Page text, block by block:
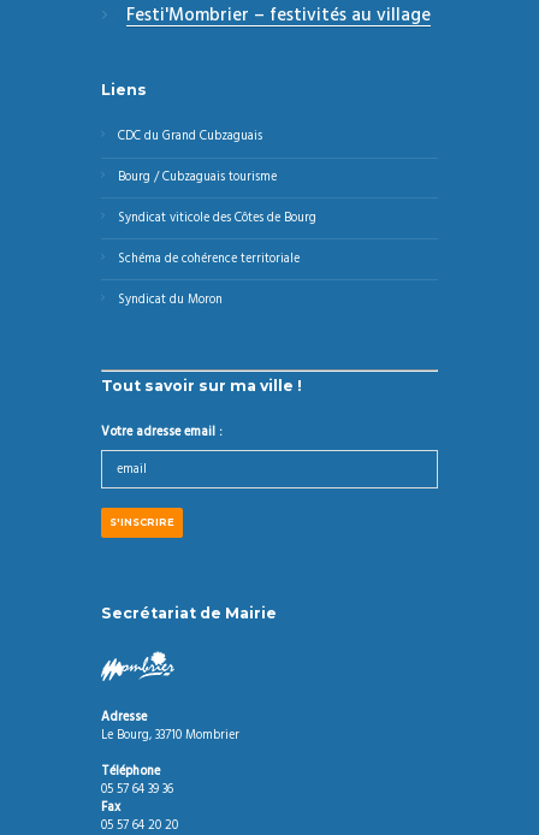
Festi'Mombrier – festivités au village
Liens
CDC du Grand Cubzaguais
Bourg / Cubzaguais tourisme
Syndicat viticole des Côtes de Bourg
Schéma de cohérence territoriale
Syndicat du Moron
Tout savoir sur ma ville !
Votre adresse email :
Secrétariat de Mairie
Adresse
Le Bourg, 33710 Mombrier
Téléphone
05 57 64 39 36
Fax
05 57 64 20 20